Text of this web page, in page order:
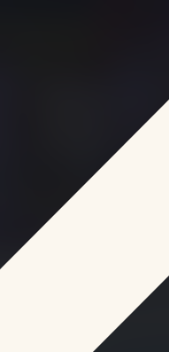
au 18 août à
traditions estivales